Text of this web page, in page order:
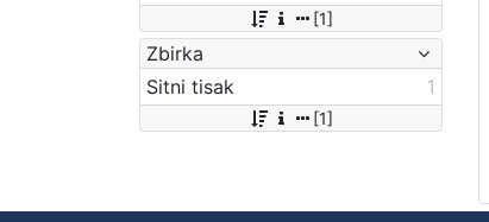
[1]
Zbirka
Sitni tisak
1
[1]